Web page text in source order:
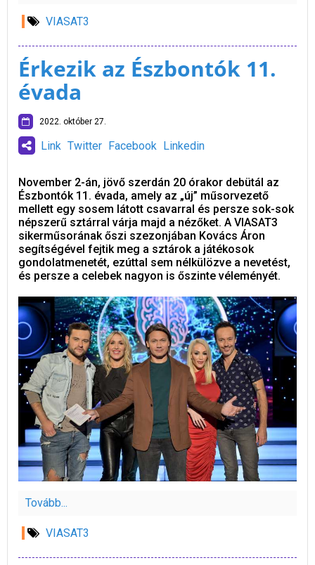
VIASAT3
Érkezik az Észbontók 11.
évada
2022. október 27.
Link Twitter Facebook Linkedin
November 2-án, jövő szerdán 20 órakor debütál az
Észbontók 11. évada, amely az „új” műsorvezető
mellett egy sosem látott csavarral és persze sok-sok
népszerű sztárral várja majd a nézőket. A VIASAT3
sikerműsorának őszi szezonjában Kovács Áron
segítségével fejtik meg a sztárok a játékosok
gondolatmenetét, ezúttal sem nélkülözve a nevetést,
és persze a celebek nagyon is őszinte véleményét.
Tovább...
VIASAT3